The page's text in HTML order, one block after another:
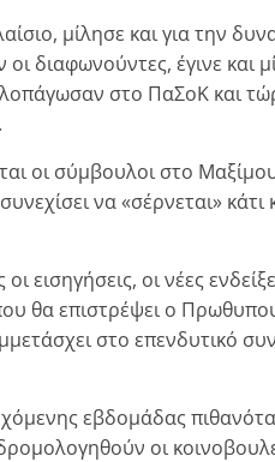
μίλησε και για την
διαφωνούντες, έγινε και
στο ΠαΣοΚ και
οι σύμβουλοι στο
να «σέρνεται»
εισηγήσεις, οι νέες
θα επιστρέψει ο
στο επενδυτικό
εβδομάδας
οι